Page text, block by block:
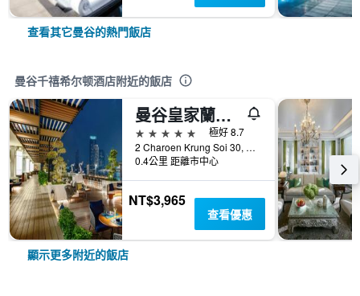
查看其它曼谷的熱門飯店
曼谷千禧希尔顿酒店附近的飯店
曼谷皇家蘭花喜來登河畔酒店
5星級
極好 8.7
2 Charoen Krung Soi 30, Siphya, 曼谷, 泰國
0.4公里 距離市中心
NT$3,965
查看優惠
顯示更多附近的飯店